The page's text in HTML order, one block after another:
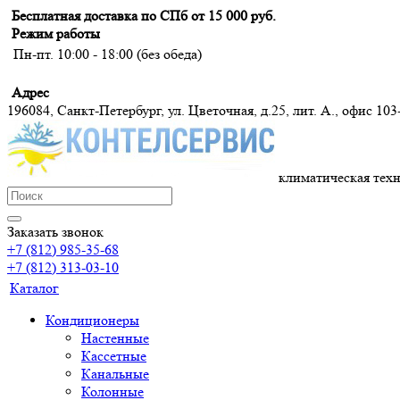
Бесплатная доставка по СПб от 15 000 руб.
Режим работы
Пн-пт. 10:00 - 18:00 (без обеда)
Адрес
196084, Санкт-Петербург, ул. Цветочная, д.25, лит. А., офис
климатическая
Заказать звонок
+7 (812) 985-35-68
+7 (812) 313-03-10
Каталог
Кондиционеры
Настенные
Кассетные
Канальные
Колонные